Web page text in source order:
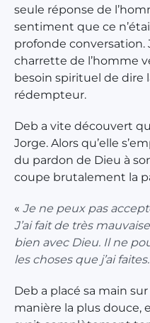
seule réponse de
sentiment que ce
profonde conversation.
charrette de l’homme
besoin spirituel de dire
rédempteur.
Deb a vite découvert
Jorge. Alors qu’elle
du pardon de Dieu à
coupe brutalement la
« Je ne peux pas
J’ai fait de très
bien avec Dieu. Il ne
les choses que j’ai faites.
Deb a placé sa main
manière la plus douce,